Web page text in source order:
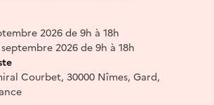
2026 de 9h à 18h
2026 de 9h à 18h
Courbet, 30000 Nîmes, Gard,